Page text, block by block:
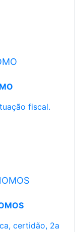
fiscal.
certidão, 2a